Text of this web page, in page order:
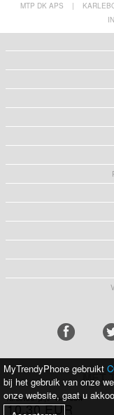
Aanbevolen prijs 14,10 EUR
10,30 EUR
MTP DK APS |
MET
MyTrendyPhone gebruikt
bij het gebruik van onze
onze website, gaat u